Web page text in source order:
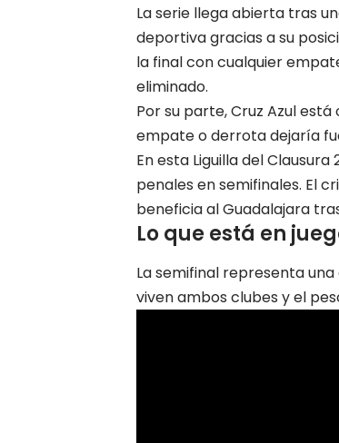
La serie llega abierta tras
deportiva gracias a su
la final con cualquier
eliminado.
Por su parte, Cruz Azul
empate o derrota dejaría
En esta Liguilla del
penales en semifinales. El
beneficia al Guadalajara
Lo que está en
La semifinal representa
viven ambos clubes y el